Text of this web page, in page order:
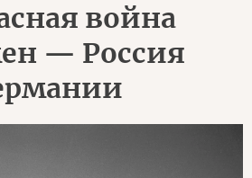
война
— Россия